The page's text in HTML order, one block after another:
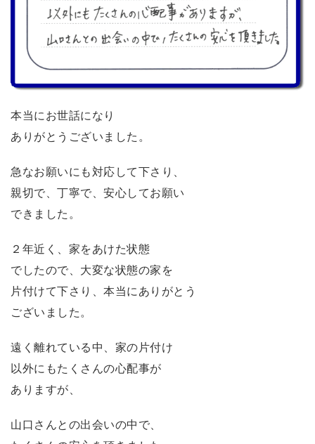
本当にお世話になり
ありがとうございました。
急なお願いにも対応して下さり、
親切で、丁寧で、安心してお願い
できました。
２年近く、家をあけた状態
でしたので、大変な状態の家を
片付けて下さり、本当にありがとう
ございました。
遠く離れている中、家の片付け
以外にもたくさんの心配事が
ありますが、
山口さんとの出会いの中で、